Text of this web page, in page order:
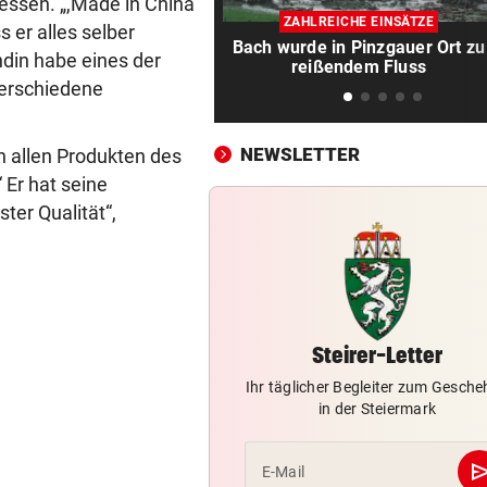
er alles selber
habe eines der
allen Produkten des
Er hat seine
Qualität“,
Paar über den Tisch
ANRAINER SCHILDERT
Heftiges Beben riss Tiroler
Morgen aus Schlaf
Dusche statt Badewanne!
BEI VUČIĆ IN SERBIEN
Selenskyj-Besuch als
Gesicht“ Moskaus
Bochum-Profi drohte nach
SKURRILES SPIEL vor 2
ZAHLREICHE EINSÄTZE
Bach wurde in Pinzgauer Ort zu
reißendem Fluss
NEWSLETTER
Steirer-Letter
Ihr täglicher Begleiter zum
in der Steiermark
E-Mail